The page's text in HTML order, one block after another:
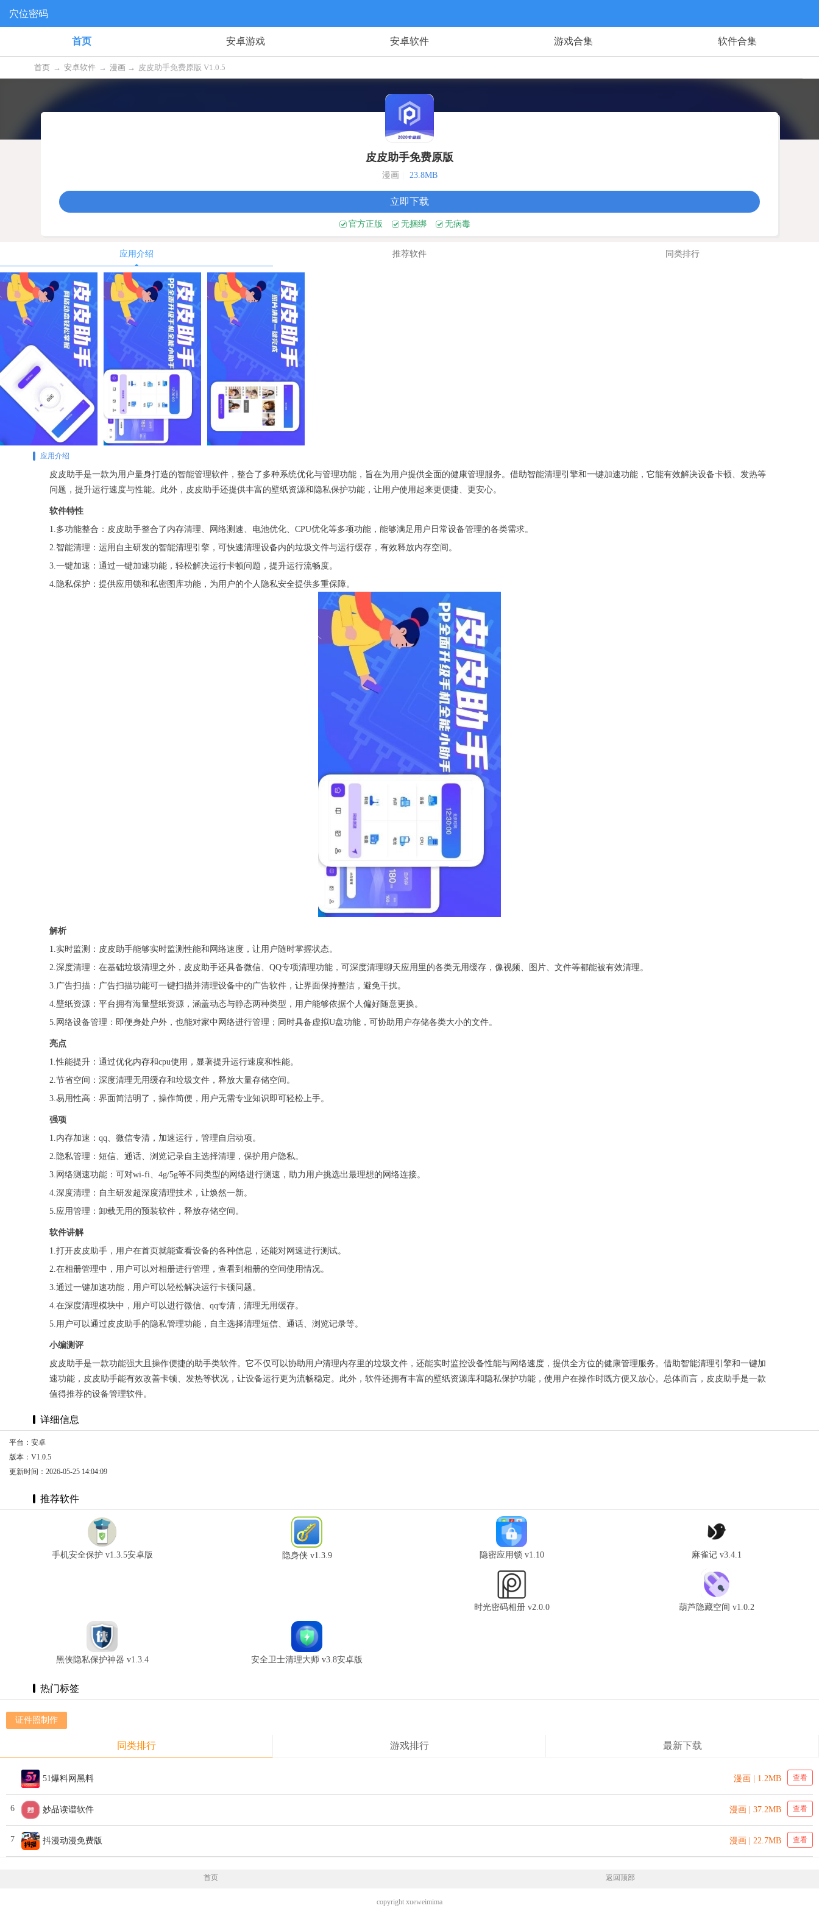
穴位密码
首页 安卓游戏 安卓软件 游戏合集 软件合集
首页 → 安卓软件 → 漫画 → 皮皮助手免费原版 V1.0.5
皮皮助手免费原版
漫画 23.8MB
立即下载
官方正版 无捆绑 无病毒
应用介绍 推荐软件 同类排行
应用介绍
皮皮助手是一款为用户量身打造的智能管理软件，整合了多种系统优化与管理功能，旨在为用户提供全面的健康管理服务。借助智能清理引擎和一键加速功能，它能有效解决设备卡顿、发热等
问题，提升运行速度与性能。此外，皮皮助手还提供丰富的壁纸资源和隐私保护功能，让用户使用起来更便捷、更安心。
软件特性
1.多功能整合：皮皮助手整合了内存清理、网络测速、电池优化、CPU优化等多项功能，能够满足用户日常设备管理的各类需求。
2.智能清理：运用自主研发的智能清理引擎，可快速清理设备内的垃圾文件与运行缓存，有效释放内存空间。
3.一键加速：通过一键加速功能，轻松解决运行卡顿问题，提升运行流畅度。
4.隐私保护：提供应用锁和私密图库功能，为用户的个人隐私安全提供多重保障。
解析
1.实时监测：皮皮助手能够实时监测性能和网络速度，让用户随时掌握状态。
2.深度清理：在基础垃圾清理之外，皮皮助手还具备微信、QQ专项清理功能，可深度清理聊天应用里的各类无用缓存，像视频、图片、文件等都能被有效清理。
3.广告扫描：广告扫描功能可一键扫描并清理设备中的广告软件，让界面保持整洁，避免干扰。
4.壁纸资源：平台拥有海量壁纸资源，涵盖动态与静态两种类型，用户能够依据个人偏好随意更换。
5.网络设备管理：即便身处户外，也能对家中网络进行管理；同时具备虚拟U盘功能，可协助用户存储各类大小的文件。
亮点
1.性能提升：通过优化内存和cpu使用，显著提升运行速度和性能。
2.节省空间：深度清理无用缓存和垃圾文件，释放大量存储空间。
3.易用性高：界面简洁明了，操作简便，用户无需专业知识即可轻松上手。
强项
1.内存加速：qq、微信专清，加速运行，管理自启动项。
2.隐私管理：短信、通话、浏览记录自主选择清理，保护用户隐私。
3.网络测速功能：可对wi-fi、4g/5g等不同类型的网络进行测速，助力用户挑选出最理想的网络连接。
4.深度清理：自主研发超深度清理技术，让焕然一新。
5.应用管理：卸载无用的预装软件，释放存储空间。
软件讲解
1.打开皮皮助手，用户在首页就能查看设备的各种信息，还能对网速进行测试。
2.在相册管理中，用户可以对相册进行管理，查看到相册的空间使用情况。
3.通过一键加速功能，用户可以轻松解决运行卡顿问题。
4.在深度清理模块中，用户可以进行微信、qq专清，清理无用缓存。
5.用户可以通过皮皮助手的隐私管理功能，自主选择清理短信、通话、浏览记录等。
小编测评
皮皮助手是一款功能强大且操作便捷的助手类软件。它不仅可以协助用户清理内存里的垃圾文件，还能实时监控设备性能与网络速度，提供全方位的健康管理服务。借助智能清理引擎和一键加
速功能，皮皮助手能有效改善卡顿、发热等状况，让设备运行更为流畅稳定。此外，软件还拥有丰富的壁纸资源库和隐私保护功能，使用户在操作时既方便又放心。总体而言，皮皮助手是一款
值得推荐的设备管理软件。
详细信息
平台：安卓
版本：V1.0.5
更新时间：2026-05-25 14:04:09
推荐软件
手机安全保护 v1.3.5安卓版 隐身侠 v1.3.9 隐密应用锁 v1.10 麻雀记 v3.4.1
时光密码相册 v2.0.0 葫芦隐藏空间 v1.0.2
黑侠隐私保护神器 v1.3.4 安全卫士清理大师 v3.8安卓版
热门标签
证件照制作
同类排行 游戏排行 最新下载
51爆料网黑料 漫画 | 1.2MB 查看
6 妙品读谱软件 漫画 | 37.2MB 查看
7 抖漫动漫免费版 漫画 | 22.7MB 查看
首页 返回顶部
copyright xueweimima